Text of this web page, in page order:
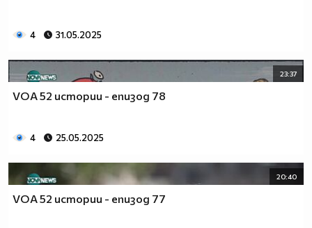
4 31.05.2025
23:37
VOA 52 истории - епизод 78
4 25.05.2025
20:40
VOA 52 истории - епизод 77